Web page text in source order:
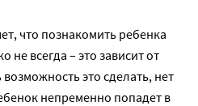
что познакомить ребенка
не всегда – это зависит от
это сделать, нет
непременно попадет в